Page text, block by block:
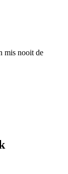
mis nooit de